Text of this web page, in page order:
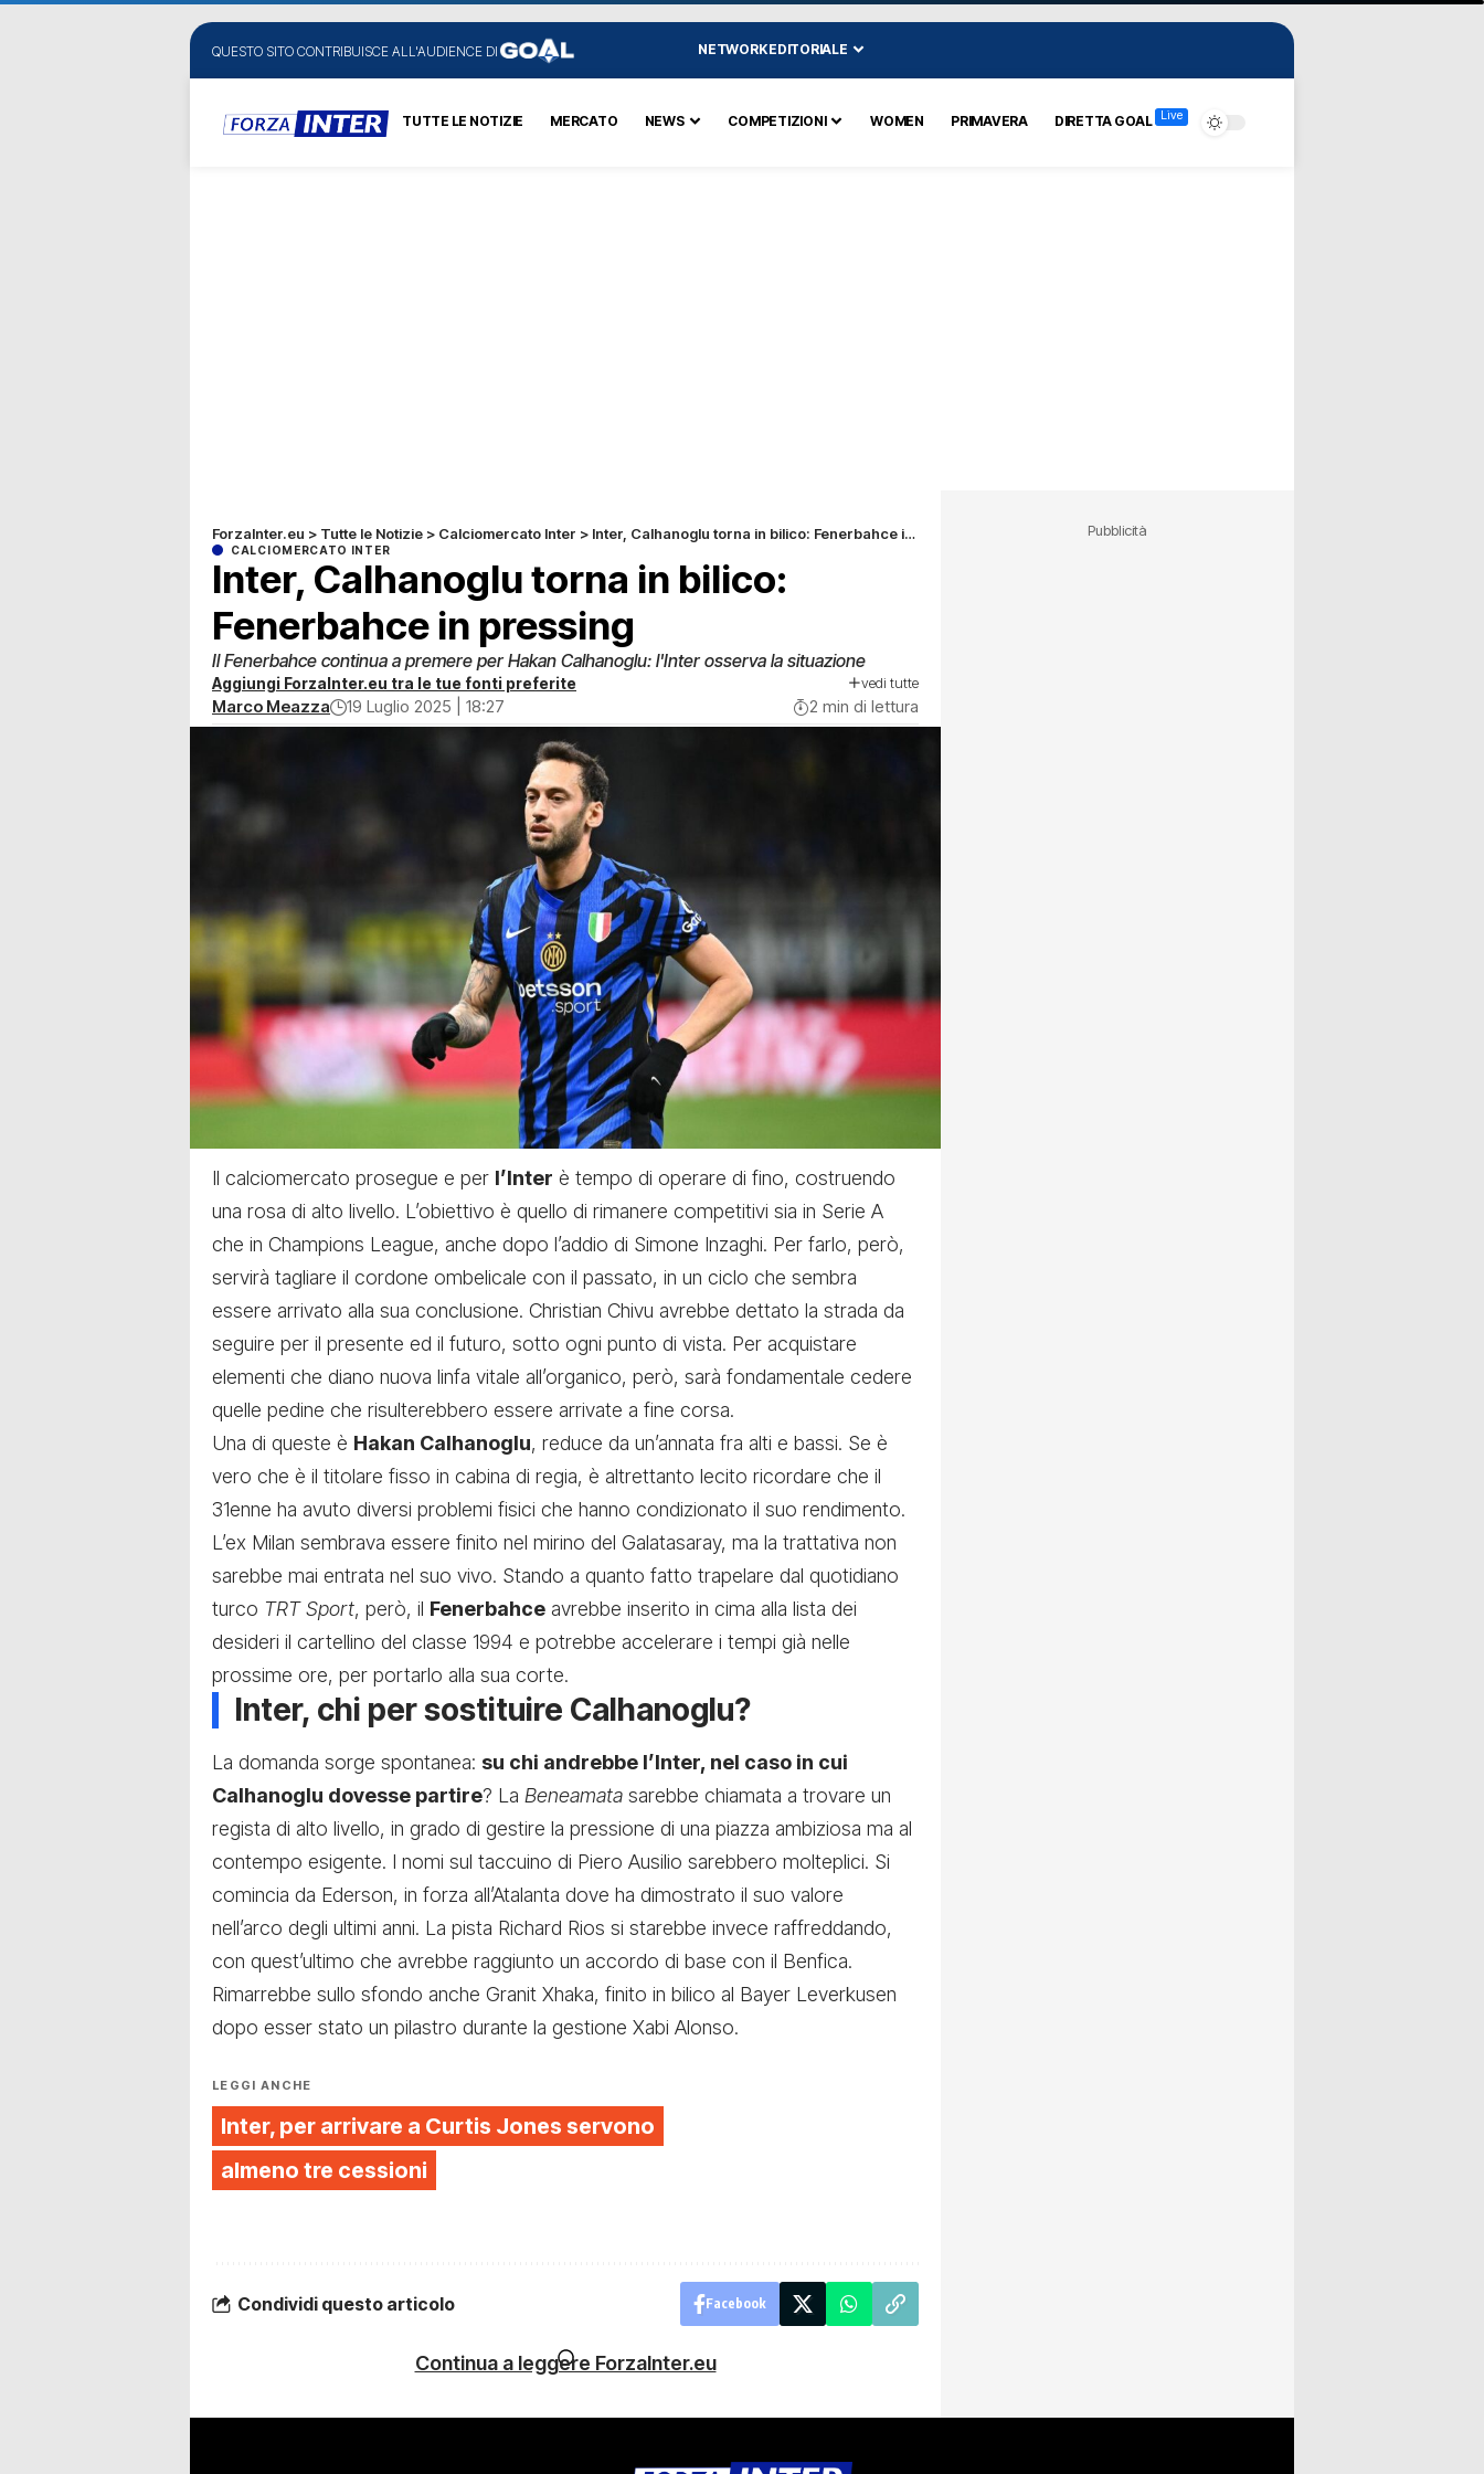
QUESTO SITO CONTRIBUISCE ALL'AUDIENCE DI NETWORK EDITORIALE
TUTTE LE NOTIZIE MERCATO NEWS COMPETIZIONI WOMEN PRIMAVERA DIRETTA GOAL Live
ForzaInter.eu > Tutte le Notizie > Calciomercato Inter > Inter, Calhanoglu torna in bilico: Fenerbahce in pressing
CALCIOMERCATO INTER
Inter, Calhanoglu torna in bilico:
Fenerbahce in pressing
Il Fenerbahce continua a premere per Hakan Calhanoglu: l'Inter osserva la situazione
Aggiungi ForzaInter.eu tra le tue fonti preferite vedi tutte
Marco Meazza 19 Luglio 2025 | 18:27 2 min di lettura
Il calciomercato prosegue e per l’Inter è tempo di operare di fino, costruendo
una rosa di alto livello. L’obiettivo è quello di rimanere competitivi sia in Serie A
che in Champions League, anche dopo l’addio di Simone Inzaghi. Per farlo, però,
servirà tagliare il cordone ombelicale con il passato, in un ciclo che sembra
essere arrivato alla sua conclusione. Christian Chivu avrebbe dettato la strada da
seguire per il presente ed il futuro, sotto ogni punto di vista. Per acquistare
elementi che diano nuova linfa vitale all’organico, però, sarà fondamentale cedere
quelle pedine che risulterebbero essere arrivate a fine corsa.
Una di queste è Hakan Calhanoglu, reduce da un’annata fra alti e bassi. Se è
vero che è il titolare fisso in cabina di regia, è altrettanto lecito ricordare che il
31enne ha avuto diversi problemi fisici che hanno condizionato il suo rendimento.
L’ex Milan sembrava essere finito nel mirino del Galatasaray, ma la trattativa non
sarebbe mai entrata nel suo vivo. Stando a quanto fatto trapelare dal quotidiano
turco TRT Sport, però, il Fenerbahce avrebbe inserito in cima alla lista dei
desideri il cartellino del classe 1994 e potrebbe accelerare i tempi già nelle
prossime ore, per portarlo alla sua corte.
Inter, chi per sostituire Calhanoglu?
La domanda sorge spontanea: su chi andrebbe l’Inter, nel caso in cui
Calhanoglu dovesse partire? La Beneamata sarebbe chiamata a trovare un
regista di alto livello, in grado di gestire la pressione di una piazza ambiziosa ma al
contempo esigente. I nomi sul taccuino di Piero Ausilio sarebbero molteplici. Si
comincia da Ederson, in forza all’Atalanta dove ha dimostrato il suo valore
nell’arco degli ultimi anni. La pista Richard Rios si starebbe invece raffreddando,
con quest’ultimo che avrebbe raggiunto un accordo di base con il Benfica.
Rimarrebbe sullo sfondo anche Granit Xhaka, finito in bilico al Bayer Leverkusen
dopo esser stato un pilastro durante la gestione Xabi Alonso.
LEGGI ANCHE
Inter, per arrivare a Curtis Jones servono
almeno tre cessioni
Condividi questo articolo Facebook
Continua a leggere ForzaInter.eu
Pubblicità